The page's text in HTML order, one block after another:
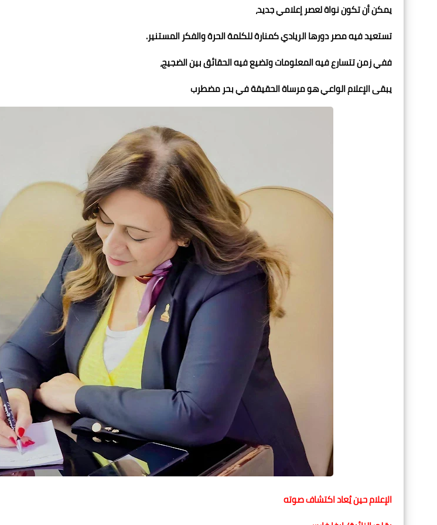
يمكن أن تكون نواة لعصر إعلامي جديد،
تستعيد فيه مصر دورها الريادي كمنارة للكلمة الحرة والفكر المستنير.
ففي زمن تتسارع فيه المعلومات وتضيع فيه الحقائق بين الضجيج،
يبقى الإعلام الواعي هو مرساة الحقيقة في بحر مضطرب
الإعلام حين يُعاد اكتشاف صوته